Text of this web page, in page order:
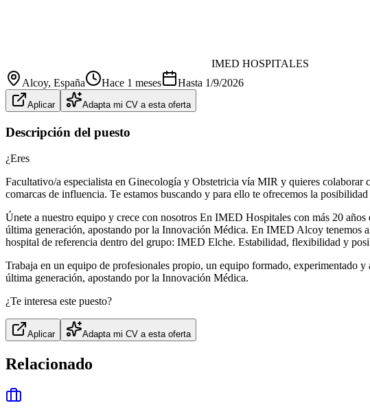
IMED HOSPITALES
Alcoy, España Hace 1 meses Hasta 1/9/2026
Aplicar Adapta mi CV a esta oferta
Descripción del puesto
¿Eres
Facultativo/a especialista en Ginecología y Obstetricia vía MIR y quieres
comarcas de influencia. Te estamos buscando y para ello te ofrecemos la
Únete a nuestro equipo y crece con nosotros En IMED Hospitales con más 20
última generación, apostando por la Innovación Médica. En IMED Alcoy tenemos
hospital de referencia dentro del grupo: IMED Elche. Estabilidad, flexibilidad y
Trabaja en un equipo de profesionales propio, un equipo formado, experimentado
última generación, apostando por la Innovación Médica.
¿Te interesa este puesto?
Aplicar Adapta mi CV a esta oferta
Relacionado